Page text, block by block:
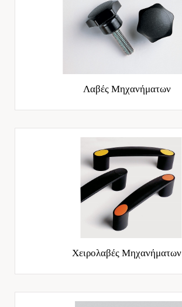
Λαβές Μηχανήματων
Χειρολαβές Μηχανήματων